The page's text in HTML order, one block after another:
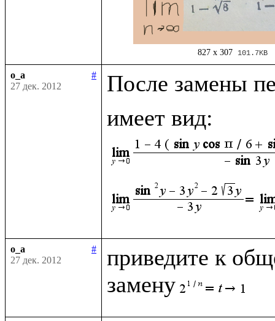
827 x 307 101.7KB
o_a
#
27 дек. 2012
После замены
имеет вид:
o_a
#
27 дек. 2012
приведите к
замену